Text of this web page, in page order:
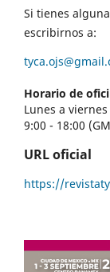
Si tienes
escribirnos a:
Horario de
Lunes a viernes
9:00 - 18:00
URL oficial
https://